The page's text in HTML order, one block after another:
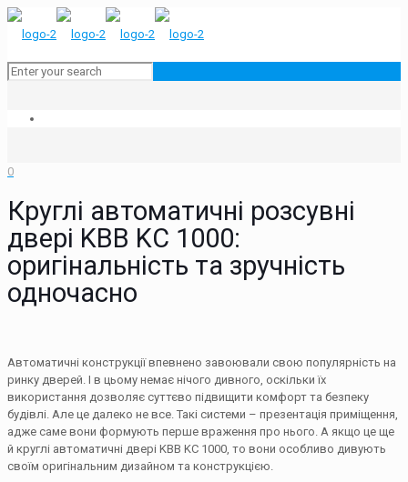
0
Круглі автоматичні розсувні
двері KBB KC 1000:
оригінальність та зручність
одночасно
Автоматичні конструкції впевнено завоювали свою популярність на
ринку дверей. І в цьому немає нічого дивного, оскільки їх
використання дозволяє суттєво підвищити комфорт та безпеку
будівлі. Але це далеко не все. Такі системи – презентація приміщення,
адже саме вони формують перше враження про нього. А якщо це ще
й круглі автоматичні двері KBB KC 1000, то вони особливо дивують
своїм оригінальним дизайном та конструкцією.